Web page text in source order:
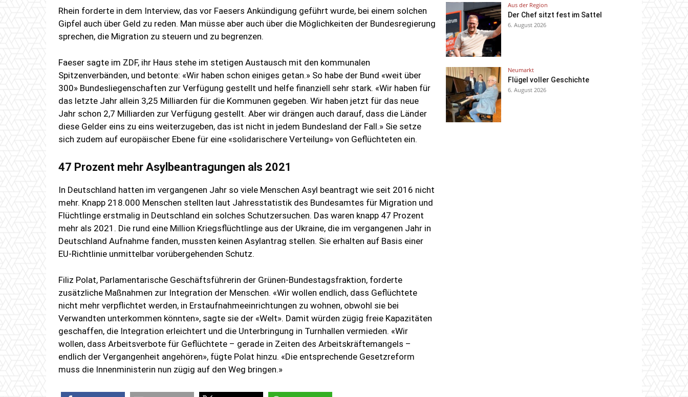
Rhein forderte in dem Interview, das vor Faesers Ankündigung geführt wurde, bei einem solchen
Gipfel auch über Geld zu reden. Man müsse aber auch über die Möglichkeiten der Bundesregierung
sprechen, die Migration zu steuern und zu begrenzen.
Faeser sagte im ZDF, ihr Haus stehe im stetigen Austausch mit den kommunalen
Spitzenverbänden, und betonte: «Wir haben schon einiges getan.» So habe der Bund «weit über
300» Bundesliegenschaften zur Verfügung gestellt und helfe finanziell sehr stark. «Wir haben für
das letzte Jahr allein 3,25 Milliarden für die Kommunen gegeben. Wir haben jetzt für das neue
Jahr schon 2,7 Milliarden zur Verfügung gestellt. Aber wir drängen auch darauf, dass die Länder
diese Gelder eins zu eins weiterzugeben, das ist nicht in jedem Bundesland der Fall.» Sie setze
sich zudem auf europäischer Ebene für eine «solidarischere Verteilung» von Geflüchteten ein.
47 Prozent mehr Asylbeantragungen als 2021
In Deutschland hatten im vergangenen Jahr so viele Menschen Asyl beantragt wie seit 2016 nicht
mehr. Knapp 218.000 Menschen stellten laut Jahresstatistik des Bundesamtes für Migration und
Flüchtlinge erstmalig in Deutschland ein solches Schutzersuchen. Das waren knapp 47 Prozent
mehr als 2021. Die rund eine Million Kriegsflüchtlinge aus der Ukraine, die im vergangenen Jahr in
Deutschland Aufnahme fanden, mussten keinen Asylantrag stellen. Sie erhalten auf Basis einer
EU-Richtlinie unmittelbar vorübergehenden Schutz.
Filiz Polat, Parlamentarische Geschäftsführerin der Grünen-Bundestagsfraktion, forderte
zusätzliche Maßnahmen zur Integration der Menschen. «Wir wollen endlich, dass Geflüchtete
nicht mehr verpflichtet werden, in Erstaufnahmeeinrichtungen zu wohnen, obwohl sie bei
Verwandten unterkommen könnten», sagte sie der «Welt». Damit würden zügig freie Kapazitäten
geschaffen, die Integration erleichtert und die Unterbringung in Turnhallen vermieden. «Wir
wollen, dass Arbeitsverbote für Geflüchtete – gerade in Zeiten des Arbeitskräftemangels –
endlich der Vergangenheit angehören», fügte Polat hinzu. «Die entsprechende Gesetzreform
muss die Innenministerin nun zügig auf den Weg bringen.»
Aus der Region
Der Chef sitzt fest im Sattel
6. August 2026
Neumarkt
Flügel voller Geschichte
6. August 2026